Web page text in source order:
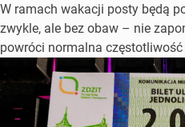
W ramach wakacji posty będą
zwykle, ale bez obaw – nie
powróci normalna